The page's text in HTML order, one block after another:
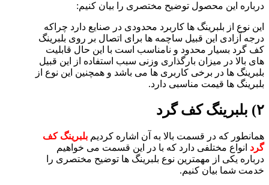
درباره این محصول توضیح مختصری را بیان کنیم:
این نوع از بلبرینگ ها کاربرد محدودی در صنایع دارد چراکه
درجه آزادی این قبیل ساچمه ها برای اتصال بر روی بلبرینگ
کف گرد بسیار محدود و نامناسب است با این حال قابلیت
های بالا در میزان بارگذاری وزنی سبب استفاده از این قبیل
بلبرینگ ها در برخی کاربری ها می باشد و همچنین این نوع از
بلبرینگ ها قیمت مناسبی دارد.
۲) بلبرینگ کف گرد
همانطور که در قسمت بالا به آن اشاره کردیم بلبرینگ کف
گرد انواع مختلفی دارد که با در این قسمت می خواهیم
درباره یکی از مهمترین نوع بلبرینگ ها توضیح مختصری را
خدمت شما بیان کنیم.